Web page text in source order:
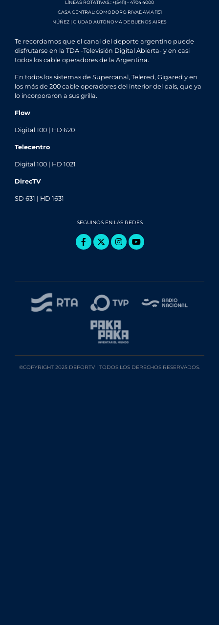
LÍNEAS ROTATIVAS.: +(5411) - 4704 4000
CASA CENTRAL: COMODORO RIVADAVIA 1151
NÚÑEZ | CIUDAD AUTÓNOMA DE BUENOS AIRES
Te recordamos que el canal del deporte argentino puede
disfrutarse en la TDA -Televisión Digital Abierta- y en casi
todos los cable operadores de la Argentina.
En todos los sistemas de Supercanal, Telered, Gigared y en
los más de 200 cable operadores del interior del país, que ya
lo incorporaron a sus grilla.
Flow
Digital 100 | HD 620
Telecentro
Digital 100 | HD 1021
DirecTV
SD 631 | HD 1631
SEGUINOS EN LAS REDES
©COPYRIGHT 2025 DEPORTV | TODOS LOS DERECHOS RESERVADOS.